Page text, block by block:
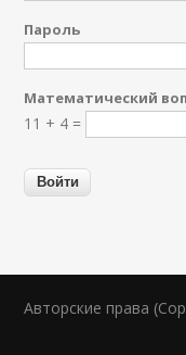
Пароль
Математический
11 + 4 =
Авторские права